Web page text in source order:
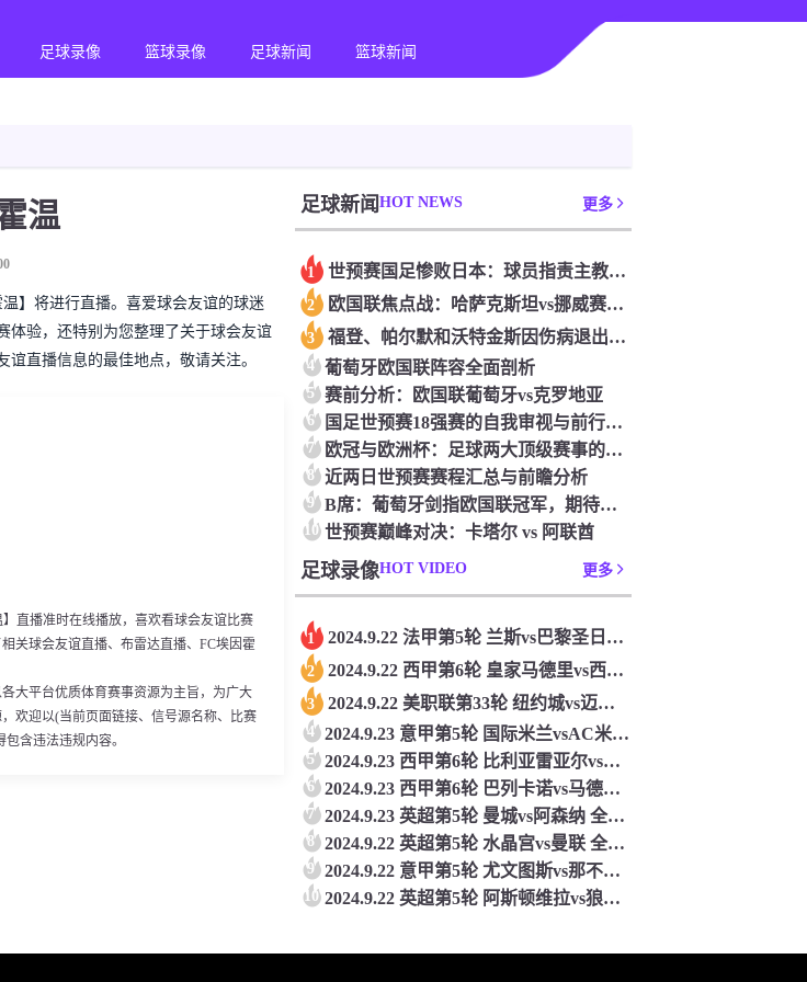
足球录像 篮球录像 足球新闻 篮球新闻
温
】将进行直播。喜爱球会友谊的球迷
体验，还特别为您整理了关于球会友谊
直播信息的最佳地点，敬请关注。
】直播准时在线播放，喜欢看球会友谊比赛
关球会友谊直播、布雷达直播、FC埃因霍
大平台优质体育赛事资源为主旨，为广大
欢迎以(当前页面链接、信号源名称、比赛
含违法违规内容。
足球新闻 HOT NEWS 更多
1 世预赛国足惨败日本：球员指责主教练伊万为“骗子”
2 欧国联焦点战：哈萨克斯坦vs挪威赛前分析
3 福登、帕尔默和沃特金斯因伤病退出英格兰队名单
4 葡萄牙欧国联阵容全面剖析
5 赛前分析：欧国联葡萄牙vs克罗地亚
6 国足世预赛18强赛的自我审视与前行之路
7 欧冠与欧洲杯：足球两大顶级赛事的主要区别
8 近两日世预赛赛程汇总与前瞻分析‌
9 ‌B席：‌葡萄牙剑指欧国联冠军，‌期待不断进步‌
10 世预赛巅峰对决：卡塔尔 vs 阿联酋
足球录像HOT VIDEO 更多
1 2024.9.22 法甲第5轮 兰斯vs巴黎圣日耳曼 全场录像回放
2 2024.9.22 西甲第6轮 皇家马德里vs西班牙人 全场录像回放
3 2024.9.22 美职联第33轮 纽约城vs迈阿密国际 全场录像回放
4 2024.9.23 意甲第5轮 国际米兰vsAC米兰 全场录像回放
5 2024.9.23 西甲第6轮 比利亚雷亚尔vs巴塞罗那 全场录像回放
6 2024.9.23 西甲第6轮 巴列卡诺vs马德里竞技 全场录像回放
7 2024.9.23 英超第5轮 曼城vs阿森纳 全场录像回放
8 2024.9.22 英超第5轮 水晶宫vs曼联 全场录像回放
9 2024.9.22 意甲第5轮 尤文图斯vs那不勒斯 全场录像回放
10 2024.9.22 英超第5轮 阿斯顿维拉vs狼队 全场录像回放